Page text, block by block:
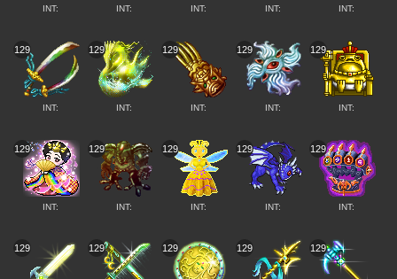
INT: INT: INT: INT: INT:
129
INT:
129
INT:
129
INT:
129
INT:
129
INT:
129
INT:
129
INT:
129
INT:
129
INT:
129
INT:
129 129 129 129 129